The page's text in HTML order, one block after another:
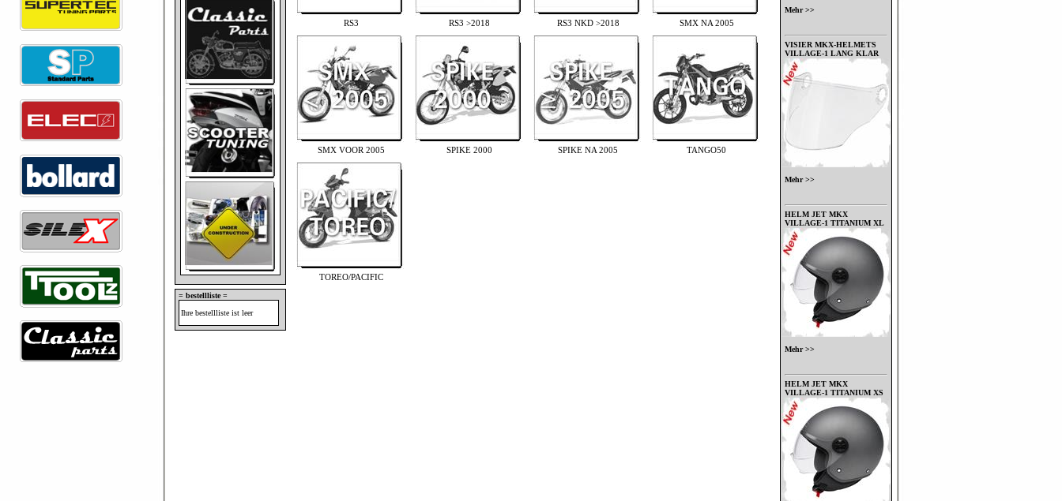
= bestellliste =
Ihre bestellliste ist leer
RS3 RS3 >2018 RS3 NKD >2018 SMX NA 2005
SMX VOOR 2005 SPIKE 2000 SPIKE NA 2005 TANGO50
TOREO/PACIFIC
Mehr >>
VISIER MKX-HELMETS
VILLAGE-1 LANG KLAR
Mehr >>
HELM JET MKX
VILLAGE-1 TITANIUM XL
Mehr >>
HELM JET MKX
VILLAGE-1 TITANIUM XS